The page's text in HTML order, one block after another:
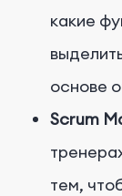
какие
основе
Scrum
тем,